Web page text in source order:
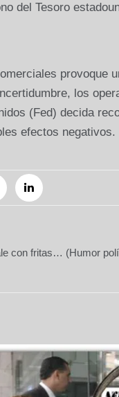
del Tesoro
provoque
los
(Fed) decida
efectos negativos.
con fritas… (Humor